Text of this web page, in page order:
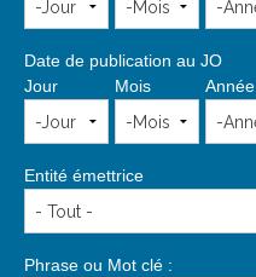
Date de publication au JO
Jour
Mois Année
Entité émettrice
Phrase ou Mot clé :